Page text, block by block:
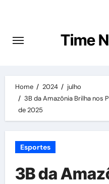
content
Time
Home 2024
julho
3B da Amazônia Brilha nos
de 2025
Esportes
3B da